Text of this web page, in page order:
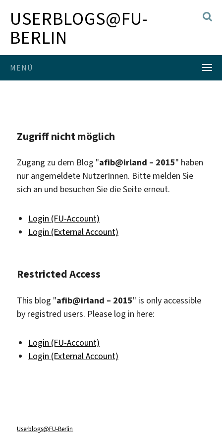
USERBLOGS@FU-
BERLIN
MENÜ
Zugriff nicht möglich
Zugang zu dem Blog "afib@irland – 2015" haben
nur angemeldete NutzerInnen. Bitte melden Sie
sich an und besuchen Sie die Seite erneut.
Login (FU-Account)
Login (External Account)
Restricted Access
This blog "afib@irland – 2015" is only accessible
by registred users. Please log in here:
Login (FU-Account)
Login (External Account)
Userblogs@FU-Berlin